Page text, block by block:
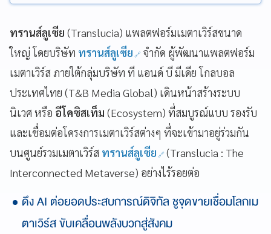
ทรานส์ลูเซีย (Translucia) แพลตฟอร์มเมตาเวิร์สขนาด
ใหญ่ โดยบริษัท ทรานส์ลูเซีย จำกัด ผู้พัฒนาแพลตฟอร์ม
เมตาเวิร์ส ภายใต้กลุ่มบริษัท ที แอนด์ บี มีเดีย โกลบอล
ประเทศไทย (T&B Media Global) เดินหน้าสร้างระบบ
นิเวศ หรือ อีโคซิสเท็ม (Ecosystem) ที่สมบูรณ์แบบ รองรับ
และเชื่อมต่อโครงการเมตาเวิร์สต่างๆ ที่จะเข้ามาอยู่ร่วมกัน
บนศูนย์รวมเมตาเวิร์ส ทรานส์ลูเซีย (Translucia : The
Interconnected Metaverse) อย่างไร้รอยต่อ
ดึง AI ต่อยอดประสบการณ์ดิจิทัล ชูจุดขายเชื่อมโลกเม
ตาเวิร์ส ขับเคลื่อนพลังบวกสู่สังคม